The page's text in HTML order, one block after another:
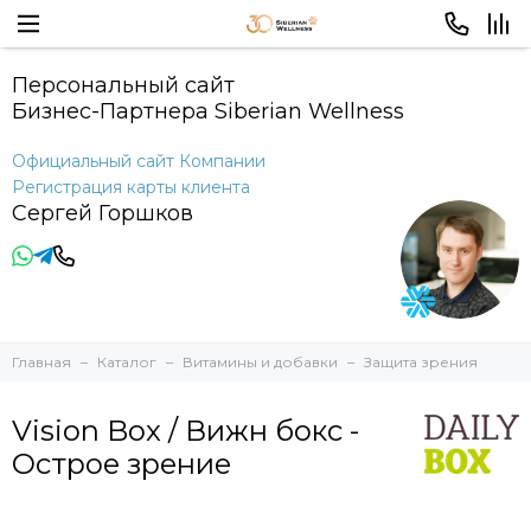
Персональный сайт
Бизнес-Партнера Siberian Wellness
Официальный сайт Компании
Регистрация карты клиента
Сергей Горшков
Главная Каталог Витамины и добавки Защита зрения
Vision Box / Вижн бокс -
Острое зрение